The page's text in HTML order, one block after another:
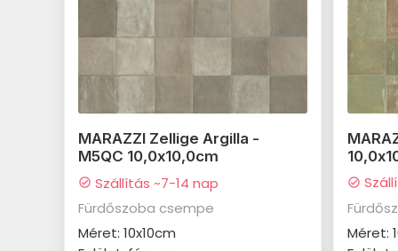
MARAZZI Zellige Argilla -
M5QC 10,0x10,0cm
check_circle Szállítás ~7-14 nap
Fürdőszoba csempe
Méret: 10x10cm
check_circle
Méret: